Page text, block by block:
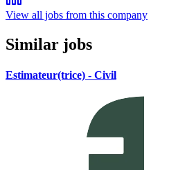
View all jobs from this company
Similar jobs
Estimateur(trice) - Civil